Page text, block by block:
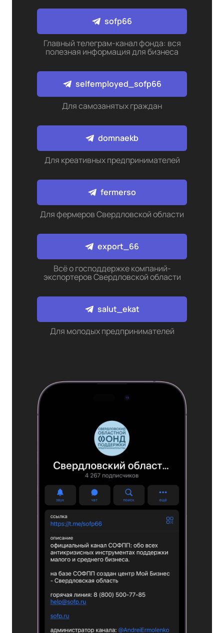
sofp66
Главный телеграм-канал фонда: вся
полезная информация для бизнеса
selfemployed_sofp66
Для самозанятых граждан
domnaekb
Для креативных предпринимателей
fermerso
Для фермеров Свердловской области
export_66
Всё о господдержке компаний-
экспортеров Свердловской области
salut_ekat
Для молодых предпринимателей